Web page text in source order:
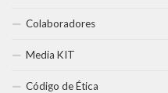
Colaboradores
Media KIT
Código de Ética